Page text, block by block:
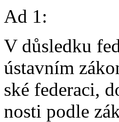
Ad 1:
V důsledku
ústavním
ské federaci,
nosti podle